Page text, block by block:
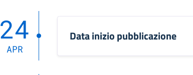
24
APR
Data inizio pubblicazione